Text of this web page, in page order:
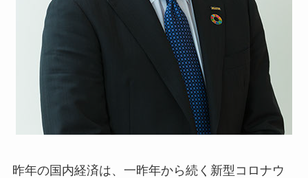
昨年の国内経済は、一昨年から続く新型コロナウ